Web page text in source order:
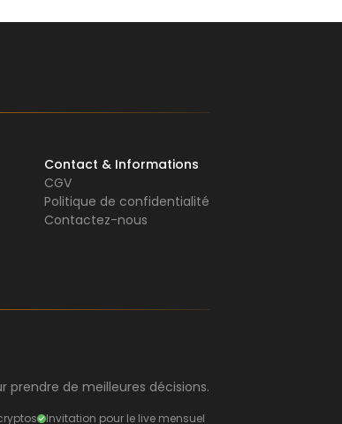
Contact & Informations
CGV
Politique de confidentialité
Contactez-nous
prendre de meilleures décisions.
Invitation pour le live mensuel